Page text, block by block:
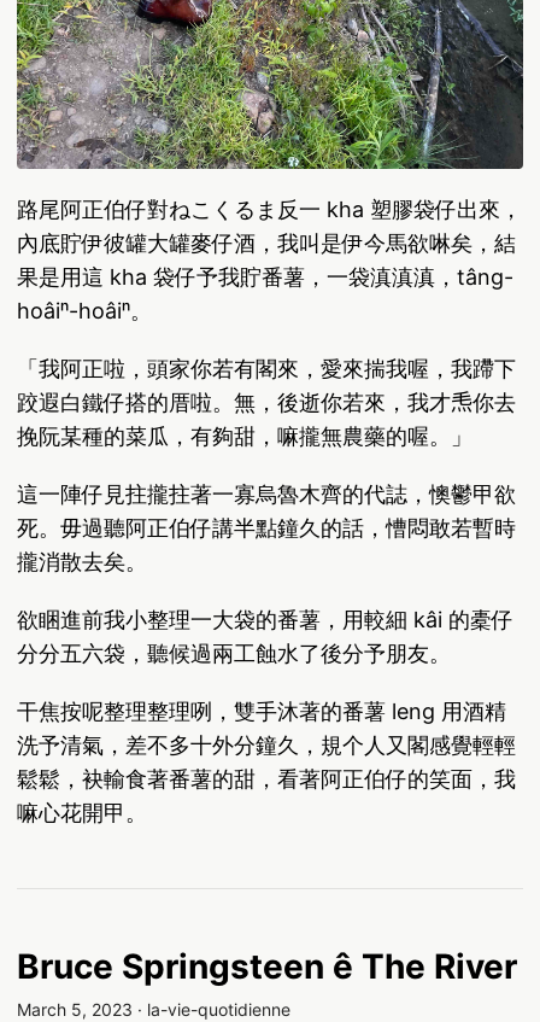
路尾阿正伯仔對ねこくるま反一 kha 塑膠袋仔出來，
內底貯伊彼罐大罐麥仔酒，我叫是伊今馬欲啉矣，結
果是用這 kha 袋仔予我貯番薯，一袋滇滇滇，tâng-
hoâiⁿ-hoâiⁿ。
「我阿正啦，頭家你若有閣來，愛來揣我喔，我蹛下
跤遐白鐵仔搭的厝啦。無，後逝你若來，我才𤆬你去
挽阮某種的菜瓜，有夠甜，嘛攏無農藥的喔。」
這一陣仔見拄攏拄著一寡烏魯木齊的代誌，懊鬱甲欲
死。毋過聽阿正伯仔講半點鐘久的話，慒悶敢若暫時
攏消散去矣。
欲睏進前我小整理一大袋的番薯，用較細 kâi 的橐仔
分分五六袋，聽候過兩工蝕水了後分予朋友。
干焦按呢整理整理咧，雙手沐著的番薯 leng 用酒精
洗予清氣，差不多十外分鐘久，規个人又閣感覺輕輕
鬆鬆，袂輸食著番薯的甜，看著阿正伯仔的笑面，我
嘛心花開甲。
Bruce Springsteen ê The River
March 5, 2023 · la-vie-quotidienne